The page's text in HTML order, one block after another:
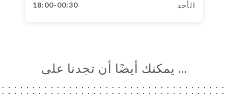
الأحد 18:00-00:30
… يمكنك أيضًا أن تجدنا على